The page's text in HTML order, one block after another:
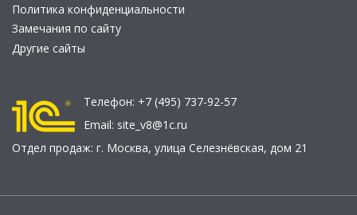
Политика конфиденциальности
Замечания по сайту
Другие сайты
Телефон: +7 (495) 737-92-57
Email: site_v8@1c.ru
Отдел продаж: г. Москва, улица Селезнёвская, дом 21